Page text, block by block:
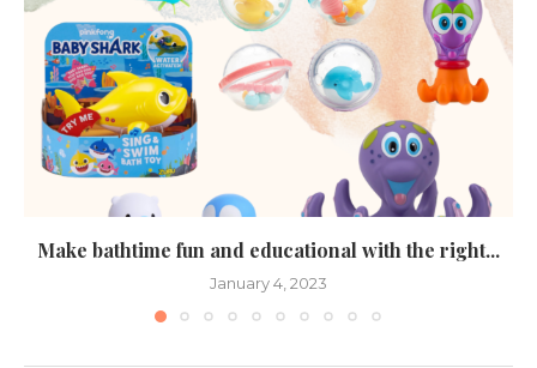
Make bathtime fun and educational with the right...
January 4, 2023